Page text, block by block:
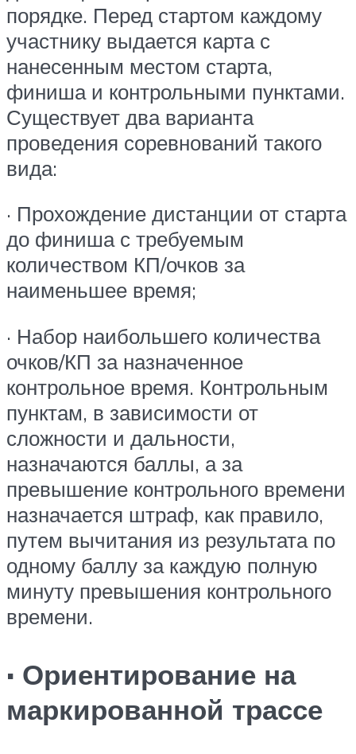
порядке. Перед стартом каждому
участнику выдается карта с
нанесенным местом старта,
финиша и контрольными пунктами.
Существует два варианта
проведения соревнований такого
вида:
· Прохождение дистанции от старта
до финиша с требуемым
количеством КП/очков за
наименьшее время;
· Набор наибольшего количества
очков/КП за назначенное
контрольное время. Контрольным
пунктам, в зависимости от
сложности и дальности,
назначаются баллы, а за
превышение контрольного времени
назначается штраф, как правило,
путем вычитания из результата по
одному баллу за каждую полную
минуту превышения контрольного
времени.
· Ориентирование на
маркированной трассе